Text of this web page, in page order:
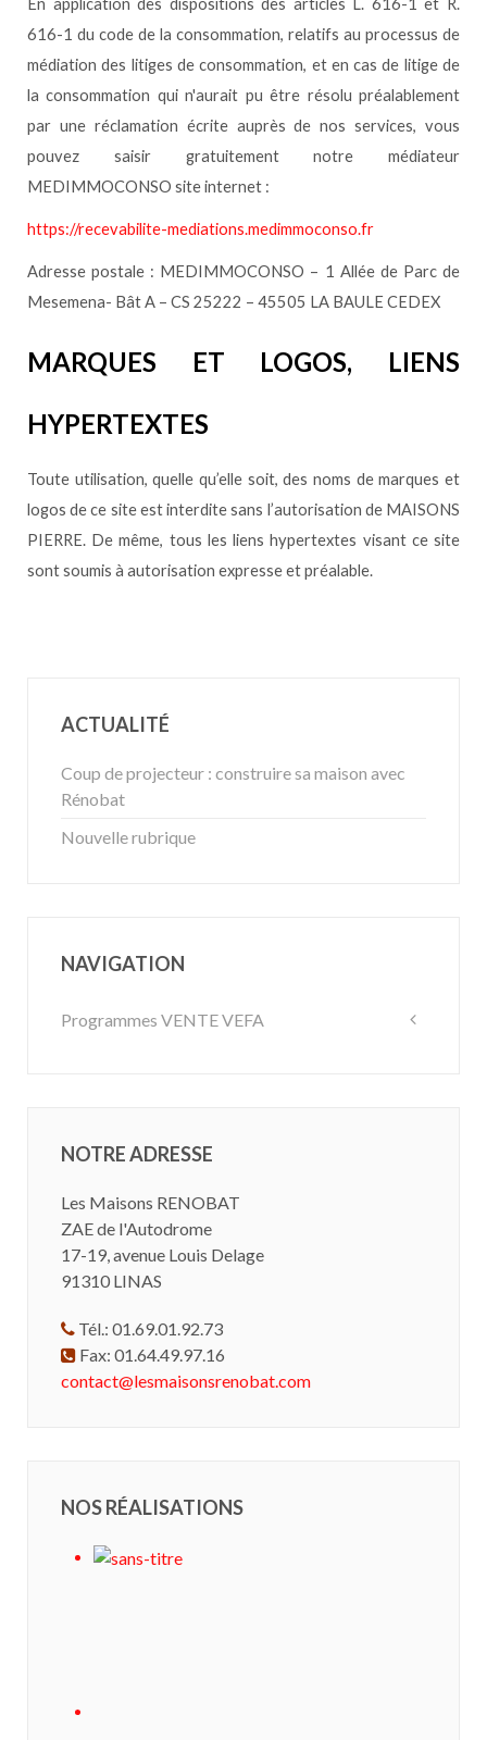
En application des dispositions des articles L. 616-1 et R.
616-1 du code de la consommation, relatifs au processus de
médiation des litiges de consommation, et en cas de litige de
la consommation qui n'aurait pu être résolu préalablement
par une réclamation écrite auprès de nos services, vous
pouvez saisir gratuitement notre médiateur
MEDIMMOCONSO site internet :
https://recevabilite-mediations.medimmoconso.fr
Adresse postale : MEDIMMOCONSO – 1 Allée de Parc de
Mesemena- Bât A – CS 25222 – 45505 LA BAULE CEDEX
MARQUES ET LOGOS, LIENS
HYPERTEXTES
Toute utilisation, quelle qu’elle soit, des noms de marques et
logos de ce site est interdite sans l’autorisation de MAISONS
PIERRE. De même, tous les liens hypertextes visant ce site
sont soumis à autorisation expresse et préalable.
ACTUALITÉ
Coup de projecteur : construire sa maison avec
Rénobat
Nouvelle rubrique
NAVIGATION
Programmes VENTE VEFA
NOTRE ADRESSE
Les Maisons RENOBAT
ZAE de l'Autodrome
17-19, avenue Louis Delage
91310 LINAS
Tél.: 01.69.01.92.73
Fax: 01.64.49.97.16
contact@lesmaisonsrenobat.com
NOS RÉALISATIONS